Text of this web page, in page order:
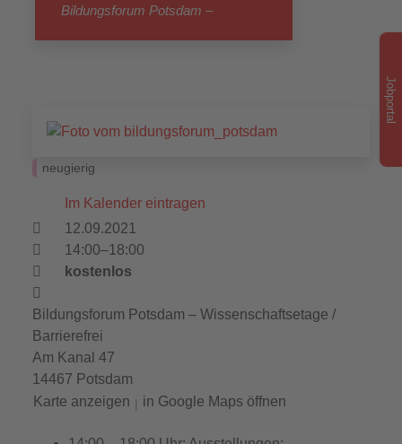
Bildungsforum Potsdam –
neugierig
Im Kalender eintragen
12.09.2021
14:00–18:00
kostenlos
Bildungsforum Potsdam – Wissenschaftsetage /
Barrierefrei
Am Kanal 47
14467 Potsdam
Karte anzeigen | in Google Maps öffnen
Jobportal